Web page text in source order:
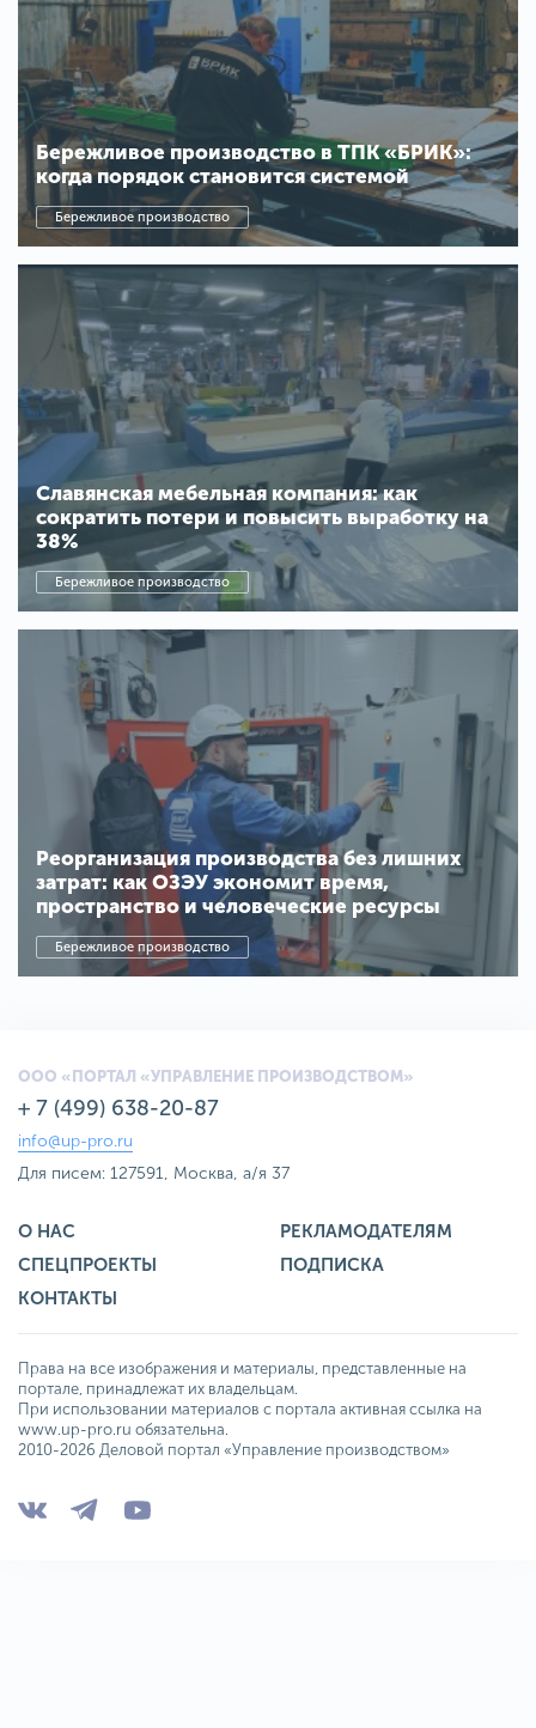
Бережливое производство в ТПК «БРИК»:
когда порядок становится системой
Бережливое производство
Славянская мебельная компания: как
сократить потери и повысить выработку на
38%
Бережливое производство
Реорганизация производства без лишних
затрат: как ОЗЭУ экономит время,
пространство и человеческие ресурсы
Бережливое производство
ООО «ПОРТАЛ «УПРАВЛЕНИЕ ПРОИЗВОДСТВОМ»
+ 7 (499) 638-20-87
info@up-pro.ru
Для писем: 127591, Москва, а/я 37
О НАС
РЕКЛАМОДАТЕЛЯМ
СПЕЦПРОЕКТЫ
ПОДПИСКА
КОНТАКТЫ
Права на все изображения и материалы, представленные на
портале, принадлежат их владельцам.
При использовании материалов с портала активная ссылка на
www.up-pro.ru обязательна.
2010-2026 Деловой портал «Управление производством»